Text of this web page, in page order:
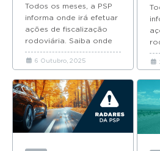
Todos os meses, a PSP
informa onde irá efetuar
ações de fiscalização
rodoviária. Saiba onde
estão os radares da PSP
em Outubro de...
6 Outubro, 2025